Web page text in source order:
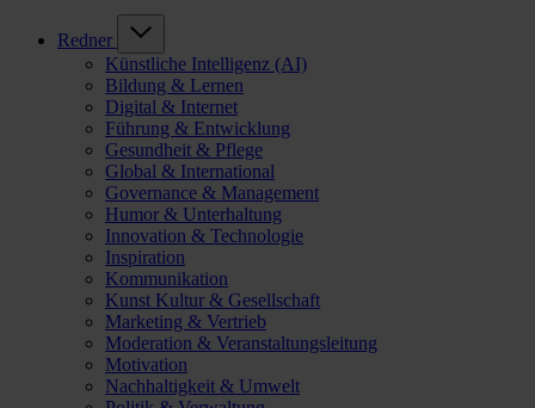
Redner
Künstliche Intelligenz (AI)
Bildung & Lernen
Digital & Internet
Führung & Entwicklung
Gesundheit & Pflege
Global & International
Governance & Management
Humor & Unterhaltung
Innovation & Technologie
Inspiration
Kommunikation
Kunst Kultur & Gesellschaft
Marketing & Vertrieb
Moderation & Veranstaltungsleitung
Motivation
Nachhaltigkeit & Umwelt